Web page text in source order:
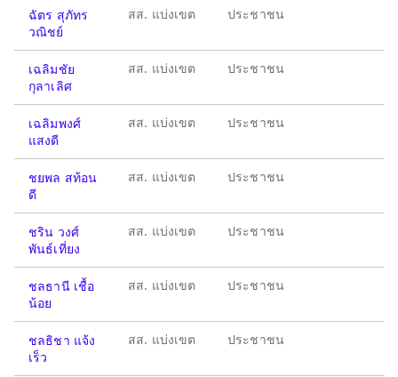
ฉัตร สุภัทร
วณิชย์
สส. แบ่งเขต ประชาชน
เฉลิมชัย
กุลาเลิศ
สส. แบ่งเขต ประชาชน
เฉลิมพงศ์
แสงดี
สส. แบ่งเขต ประชาชน
ชยพล สท้อน
ดี
สส. แบ่งเขต ประชาชน
ชริน วงศ์
พันธ์เที่ยง
สส. แบ่งเขต ประชาชน
ชลธานี เชื้อ
น้อย
สส. แบ่งเขต ประชาชน
ชลธิชา แจ้ง
เร็ว
สส. แบ่งเขต ประชาชน